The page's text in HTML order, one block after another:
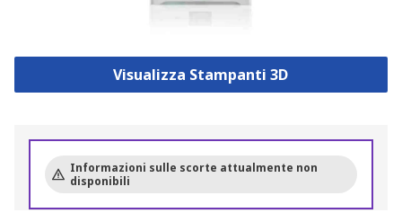
Visualizza Stampanti 3D
Informazioni sulle scorte attualmente non
disponibili